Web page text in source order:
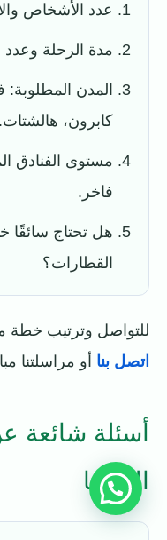
عدد الأشخاص
مدة الرحلة وعدد
المدن المطلوبة:
كابرون، هالشتات.
مستوى الفنادق
فاخر.
هل تحتاج سائقًا
القطارات؟
للتواصل وترتيب خطة
اتصل بنا أو مراسلتنا
أسئلة شائعة
النمسا